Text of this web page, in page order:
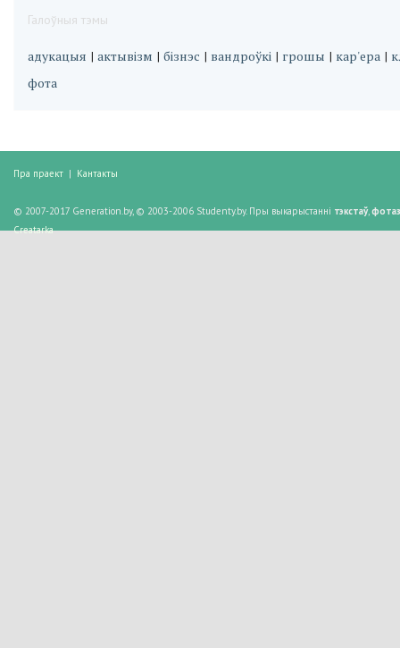
Галоўныя тэмы
адукацыя |актывізм |бізнэс | вандроўкі | грошы | кар'ера |
фота
Пра праект | Кантакты
© 2007-2017 Generation.by, © 2003-2006 Studenty.by. Пры выкарыстанні тэкстаў,
Creatarka